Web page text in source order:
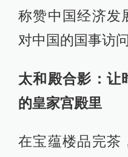
称赞中国经济发
对中国的国事访
太和殿合影：让
的皇家宫殿里
在宝蕴楼品完茶